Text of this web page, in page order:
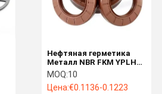
Нефтяная герметика
Металл NBR FKM YPLH
TB TB2 TC4 DC SC TC
MOQ:10
Цена:€0.1136-0.1223